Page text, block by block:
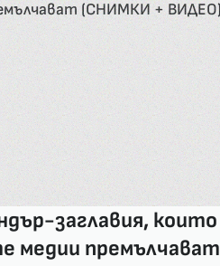
заглавия, които
медии премълчават